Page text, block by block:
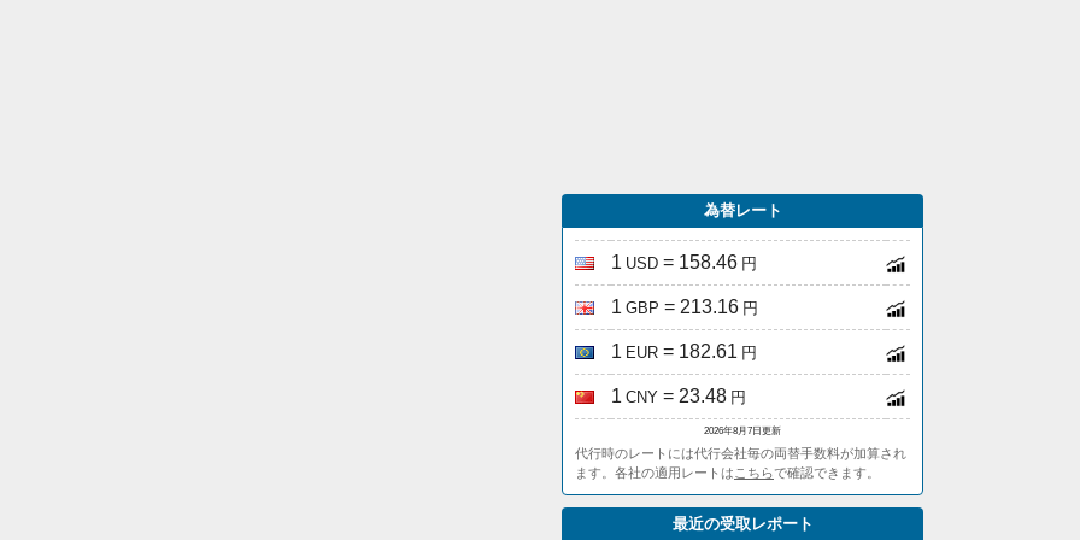
為替レート
1 USD = 158.46 円
1 GBP = 213.16 円
1 EUR = 182.61 円
1 CNY = 23.48 円
2026年8月7日更新
代行時のレートには代行会社毎の両替手数料が加算され
ます。各社の適用レートは こちらで確認できます。
最近の受取レポート